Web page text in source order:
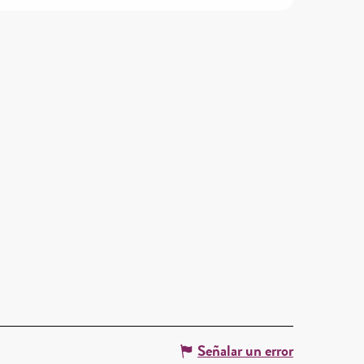
Señalar un error